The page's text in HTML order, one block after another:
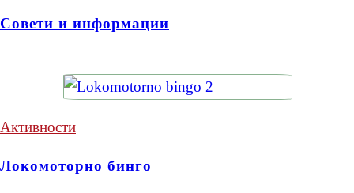
Совети и информации
Активности
Локомоторно бинго